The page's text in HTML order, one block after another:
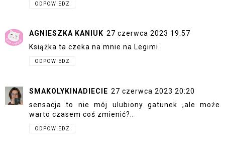
ODPOWIEDZ
AGNIESZKA KANIUK 27 czerwca 2023 19:57
Książka ta czeka na mnie na Legimi.
ODPOWIEDZ
SMAKOLYKINADIECIE 27 czerwca 2023 20:20
sensacja to nie mój ulubiony gatunek ,ale może
warto czasem coś zmienić?..
ODPOWIEDZ